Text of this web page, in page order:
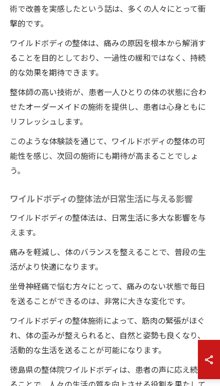
術で改善を実感したという話は、多くの人々にとって衝
撃的です。
ワイルドボディの整体は、痛みの原因を根本から解消す
ることを目的としており、一過性の緩和ではなく、持続
的な効果を期待できます。
整体師の高い技術が、患者一人ひとりの体の状態に合わ
せたオーダーメイドの施術を提供し、患者は心身ともに
リフレッシュします。
このような体験談を通じて、ワイルドボディの整体の可
能性を感じ、次回の施術にも期待が高まることでしょ
う。
ワイルドボディの整体法が日常生活に与える影響
ワイルドボディの整体法は、日常生活に多大な影響を与
えます。
痛みを軽減し、体のバランスを整えることで、普段の生
活がより快適になります。
坐骨神経痛で悩む方々にとって、痛みのない状態で毎日
を送ることができるのは、非常に大きな変化です。
ワイルドボディの整体施術によって、筋肉の緊張がほぐ
れ、体の歪みが整えられると、自然と姿勢も良くなり、
活動的な生活を送ることが可能になります。
徳島県の整体院ワイルドボディは、患者の声に応え続け